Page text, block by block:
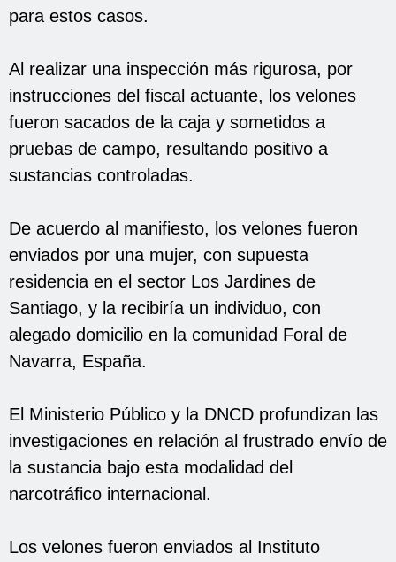
para estos casos.
Al realizar una inspección más rigurosa, por
instrucciones del fiscal actuante, los velones
fueron sacados de la caja y sometidos a
pruebas de campo, resultando positivo a
sustancias controladas.
De acuerdo al manifiesto, los velones fueron
enviados por una mujer, con supuesta
residencia en el sector Los Jardines de
Santiago, y la recibiría un individuo, con
alegado domicilio en la comunidad Foral de
Navarra, España.
El Ministerio Público y la DNCD profundizan las
investigaciones en relación al frustrado envío de
la sustancia bajo esta modalidad del
narcotráfico internacional.
Los velones fueron enviados al Instituto